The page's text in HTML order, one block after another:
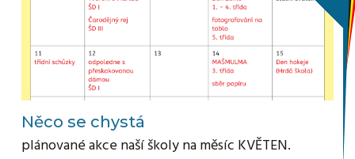
Něco se chystá
plánované akce naší školy na měsíc KVĚTEN.